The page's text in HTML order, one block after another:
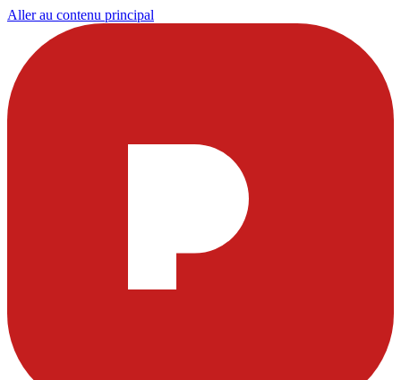
Aller au contenu principal